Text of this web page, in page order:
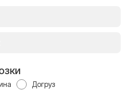
Догруз